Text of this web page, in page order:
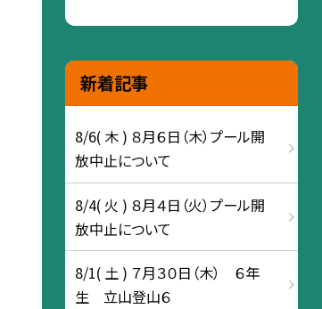
新着記事
8/6( 木 ) ８月６日（木）プール開
放中止について
8/4( 火 ) ８月４日（火）プール開
放中止について
8/1( 土 ) ７月３０日（木） ６年
生 立山登山６